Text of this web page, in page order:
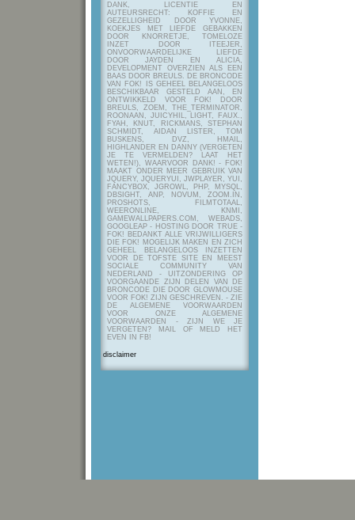
DANK, LICENTIE EN
AUTEURSRECHT: KOFFIE EN
GEZELLIGHEID DOOR YVONNE,
KOEKJES MET LIEFDE GEBAKKEN
DOOR KNORRETJE, TOMELOZE
INZET DOOR ITEEJER,
ONVOORWAARDELIJKE LIEFDE
DOOR JAYDEN EN ALICIA,
DEVELOPMENT OVERZIEN ALS EEN
BAAS DOOR BREULS. DE BRONCODE
VAN FOK! IS GEHEEL BELANGELOOS
BESCHIKBAAR GESTELD AAN, EN
ONTWIKKELD VOOR FOK! DOOR
BREULS, ZOEM, THE_TERMINATOR,
ROONAAN, JUICYHIL, LIGHT, FAUX.,
FYAH, KNUT, RICKMANS, STEPHAN
SCHMIDT, AIDAN LISTER, TOM
BUSKENS, DVZ, HMAIL,
HIGHLANDER EN DANNY (VERGETEN
JE TE VERMELDEN? LAAT HET
WETEN!), WAARVOOR DANK! - FOK!
MAAKT ONDER MEER GEBRUIK VAN
JQUERY, JQUERYUI, JWPLAYER, YUI,
FANCYBOX, JGROWL, PHP, MYSQL,
DBSIGHT, ANP, NOVUM, ZOOM.IN,
PROSHOTS, FILMTOTAAL,
WEERONLINE, KNMI,
GAMEWALLPAPERS.COM, WEBADS,
GOOGLEAP - HOSTING DOOR TRUE -
FOK! BEDANKT ALLE VRIJWILLIGERS
DIE FOK! MOGELIJK MAKEN EN ZICH
GEHEEL BELANGELOOS INZETTEN
VOOR DE TOFSTE SITE EN MEEST
SOCIALE COMMUNITY VAN
NEDERLAND - UITZONDERING OP
VOORGAANDE ZIJN DELEN VAN DE
BRONCODE DIE DOOR GLOWMOUSE
VOOR FOK! ZIJN GESCHREVEN. - ZIE
DE ALGEMENE VOORWAARDEN
VOOR ONZE ALGEMENE
VOORWAARDEN - ZIJN WE JE
VERGETEN? MAIL OF MELD HET
EVEN IN FB!
disclaimer